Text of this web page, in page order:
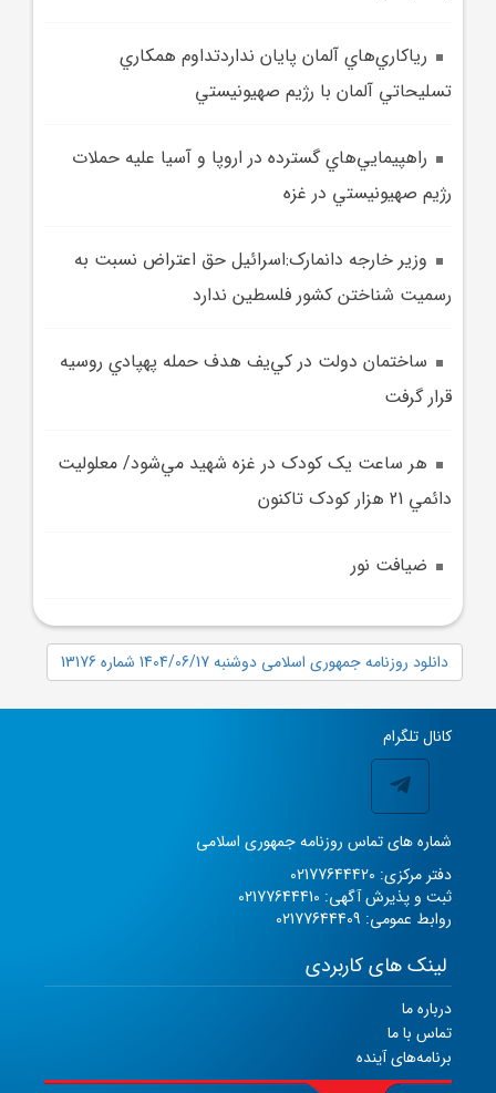
رياکاري‌هاي آلمان پايان نداردتداوم همکاري
تسليحاتي آلمان با رژيم صهيونيستي
راهپيمايي‌هاي گسترده در اروپا و آسيا عليه حملات
رژيم صهيونيستي در غزه
وزير خارجه دانمارک:اسرائيل حق اعتراض نسبت به
رسميت شناختن کشور فلسطين ندارد
ساختمان دولت در کي‌يف هدف حمله پهپادي روسيه
قرار گرفت
هر ساعت يک کودک در غزه شهيد مي‌شود/ معلوليت
دائمي 21 هزار کودک تاکنون
ضيافت نور
دانلود روزنامه جمهوری اسلامی دوشنبه 1404/06/17 شماره 13176
کانال تلگرام
شماره های تماس روزنامه جمهوری اسلامی
دفتر مرکزی: 02177644420
ثبت و پذیرش آگهی: 02177644410
روابط عمومی: 02177644409
لینک های کاربردی
درباره ما
تماس با ما
برنامه‌های آینده